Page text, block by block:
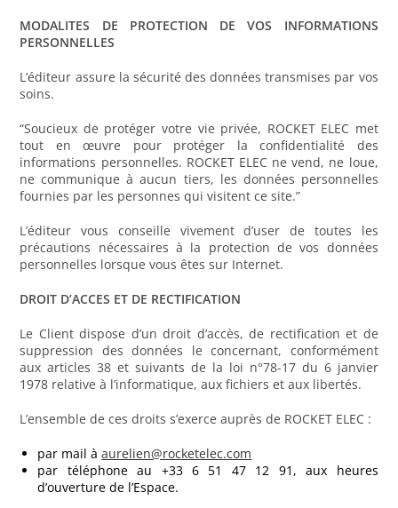
MODALITES DE PROTECTION DE VOS INFORMATIONS
PERSONNELLES
L’éditeur assure la sécurité des données transmises par vos
soins.
“Soucieux de protéger votre vie privée, ROCKET ELEC met
tout en œuvre pour protéger la confidentialité des
informations personnelles. ROCKET ELEC ne vend, ne loue,
ne communique à aucun tiers, les données personnelles
fournies par les personnes qui visitent ce site.”
L’éditeur vous conseille vivement d’user de toutes les
précautions nécessaires à la protection de vos données
personnelles lorsque vous êtes sur Internet.
DROIT D’ACCES ET DE RECTIFICATION
Le Client dispose d’un droit d’accès, de rectification et de
suppression des données le concernant, conformément
aux articles 38 et suivants de la loi n°78-17 du 6 janvier
1978 relative à l’informatique, aux fichiers et aux libertés.
L’ensemble de ces droits s’exerce auprès de ROCKET ELEC :
par mail àaurelien@rocketelec.com
par téléphone au +33 6 51 47 12 91, aux heures
d’ouverture de l’Espace.